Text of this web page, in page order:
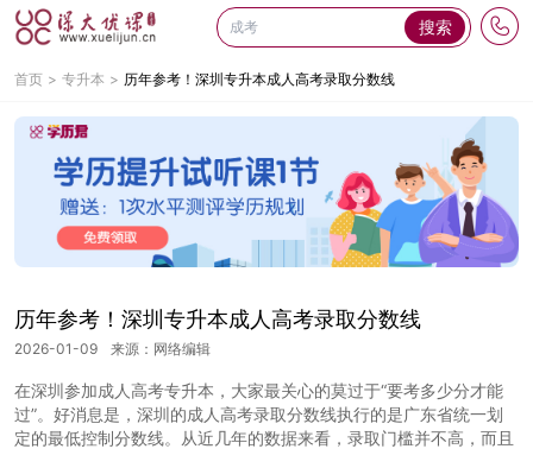
搜索
首页 专升本 历年参考！深圳专升本成人高考录取分数线
历年参考！深圳专升本成人高考录取分数线
2026-01-09 来源：网络编辑
在深圳参加成人高考专升本，大家最关心的莫过于“要考多少分才能
过”。好消息是，深圳的成人高考录取分数线执行的是广东省统一划
定的最低控制分数线。从近几年的数据来看，录取门槛并不高，而且